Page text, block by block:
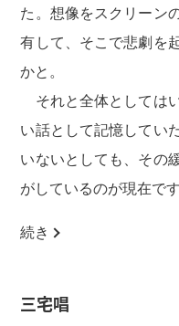
た。想像をスクリーン
有して、そこで悲劇を
かと。
それと全体としては
い話として記憶してい
いないとしても、その
がしているのが現在です
続き
三宅唱